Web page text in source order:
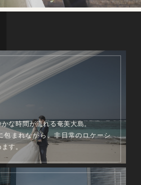
な時間が流れる奄美大島。
包まれながら、非日常のロケーシ
ます。